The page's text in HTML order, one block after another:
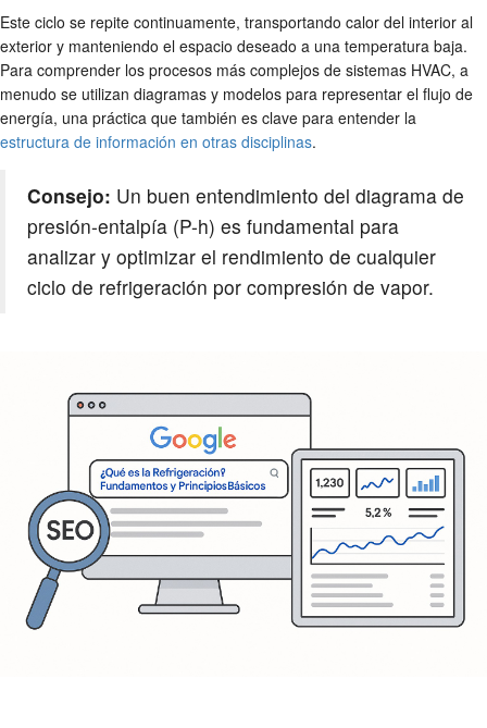
Este ciclo se repite continuamente, transportando calor del interior al
exterior y manteniendo el espacio deseado a una temperatura baja.
Para comprender los procesos más complejos de sistemas HVAC, a
menudo se utilizan diagramas y modelos para representar el flujo de
energía, una práctica que también es clave para entender la
estructura de información en otras disciplinas.
Consejo: Un buen entendimiento del diagrama de
presión-entalpía (P-h) es fundamental para
analizar y optimizar el rendimiento de cualquier
ciclo de refrigeración por compresión de vapor.